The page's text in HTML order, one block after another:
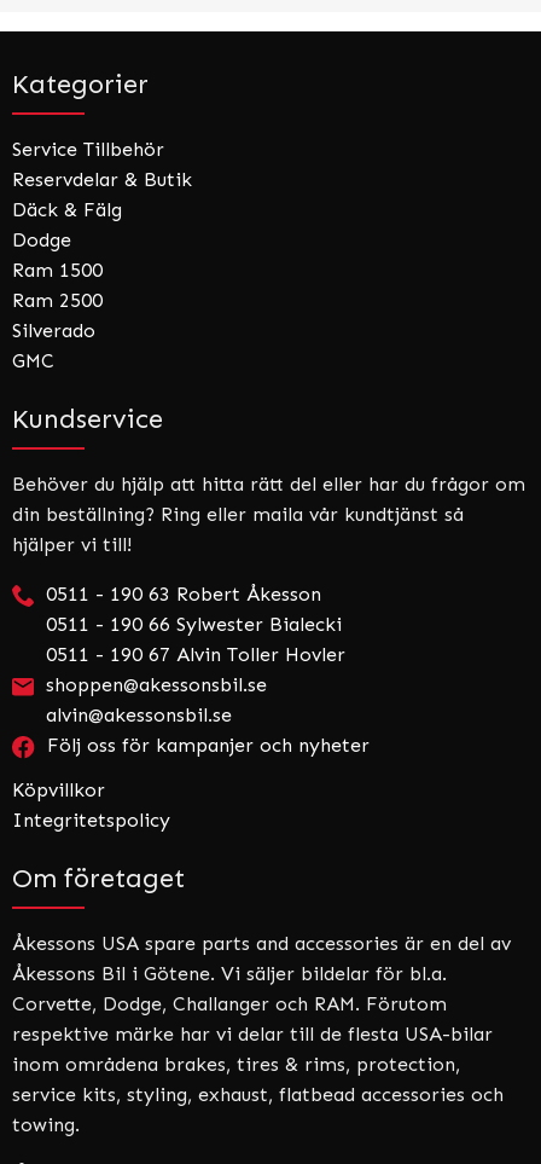
Kategorier
Service Tillbehör
Reservdelar & Butik
Däck & Fälg
Dodge
Ram 1500
Ram 2500
Silverado
GMC
Kundservice
Behöver du hjälp att hitta rätt del eller har du frågor om
din beställning? Ring eller maila vår kundtjänst så
hjälper vi till!
0511 - 190 63 Robert Åkesson
0511 - 190 66 Sylwester Bialecki
0511 - 190 67 Alvin Toller Hovler
shoppen@akessonsbil.se
alvin@akessonsbil.se
Följ oss för kampanjer och nyheter
Köpvillkor
Integritetspolicy
Om företaget
Åkessons USA spare parts and accessories är en del av
Åkessons Bil i Götene. Vi säljer bildelar för bl.a.
Corvette, Dodge, Challanger och RAM. Förutom
respektive märke har vi delar till de flesta USA-bilar
inom områdena brakes, tires & rims, protection,
service kits, styling, exhaust, flatbead accessories och
towing.